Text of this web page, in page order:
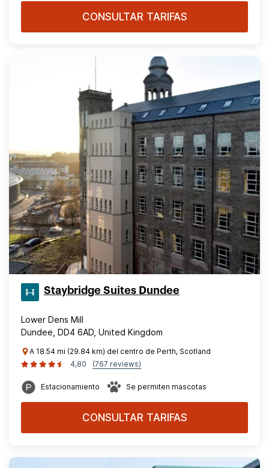
CONSULTAR TARIFAS
Staybridge Suites Dundee
Lower Dens Mill
Dundee, DD4 6AD, United Kingdom
A 18.54 mi (29.84 km) del centro de Perth, Scotland
4,80
(767 reviews)
Estacionamiento Se permiten mascotas
CONSULTAR TARIFAS